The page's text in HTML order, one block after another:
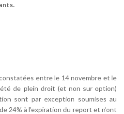
entre le 14 novembre et le
de plein droit (et non sur option)
sont par exception soumises au
24% à l’expiration du report et n’ont